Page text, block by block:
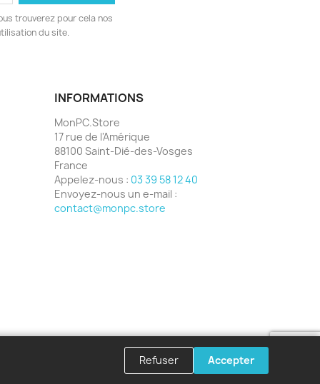
trouverez pour cela nos
du site.
INFORMATIONS
MonPC.Store
17 rue de l'Amérique
88100 Saint-Dié-des-Vosges
France
Appelez-nous : 03 39 58 12 40
Envoyez-nous un e-mail :
contact@monpc.store
Refuser Accepter